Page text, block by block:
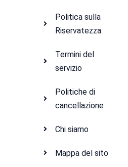
Politica sulla
Riservatezza
Termini del
servizio
Politiche di
cancellazione
Chi siamo
Mappa del sito